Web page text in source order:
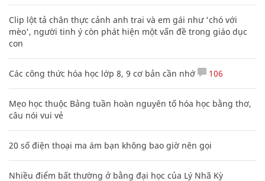
Clip lột tả chân thực cảnh anh trai và em gái như 'chó với
mèo', người tinh ý còn phát hiện một vấn đề trong giáo dục
con
Các công thức hóa học lớp 8, 9 cơ bản cần nhớ 106
Mẹo học thuộc Bảng tuần hoàn nguyên tố hóa học bằng thơ,
câu nói vui vẻ
20 số điện thoại ma ám bạn không bao giờ nên gọi
Nhiều điểm bất thường ở bằng đại học của Lý Nhã Kỳ